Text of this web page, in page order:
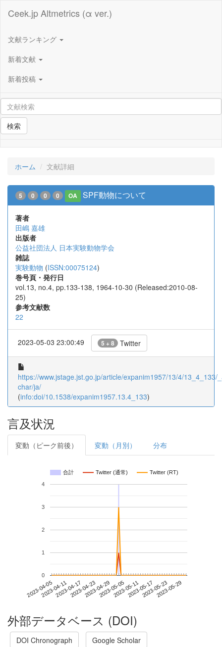
Ceek.jp Altmetrics (α ver.)
文献ランキング
新着文献
新着投稿
検索
ホーム 文献詳細
5 0 0 0 OA SPF動物について
著者
田嶋 嘉雄
出版者
公益社団法人 日本実験動物学会
雑誌
実験動物 (ISSN:00075124)
巻号頁・発行日
vol.13, no.4, pp.133-138, 1964-10-30 (Released:2010-08-
25)
参考文献数
22
2023-05-03 23:00:49 5 + 8 Twitter
https://www.jstage.jst.go.jp/article/expanim1957/13/4/13_4_133/
char/ja/
(info:doi/10.1538/expanim1957.13.4_133)
言及状況
変動（ピーク前後） 変動（月別） 分布
合計 Twitter (通常) Twitter (RT)
2023-04-052023-04-112023-04-172023-04-232023-04-292023-05-052023-05-112023-05-172023-05-232023-05-29
0
1
2
3
4
外部データベース (DOI)
DOI Chronograph Google Scholar